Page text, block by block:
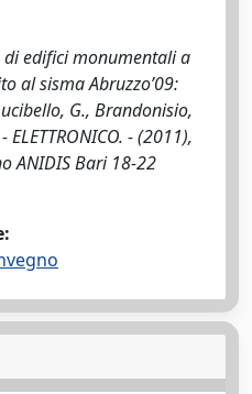
edifici monumentali a
al sisma Abruzzo’09:
G., Brandonisio,
ELETTRONICO. - (2011),
ANIDIS Bari 18-22